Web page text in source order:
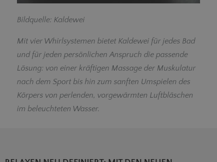
Bildquelle: Kaldewei
Mit vier Whirlsystemen bietet Kaldewei für jedes Bad
und für jeden persönlichen Anspruch die passende
Lösung: von einer kräftigen Massage der Muskulatur
nach dem Sport bis hin zum sanften Umspielen des
Körpers von perlenden, vorgewärmten Luftbläschen
im beleuchteten Wasser.